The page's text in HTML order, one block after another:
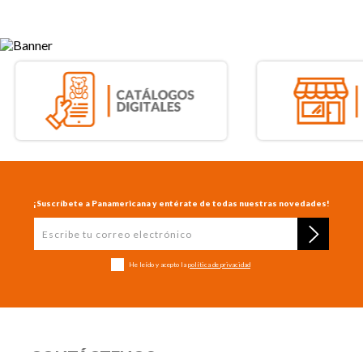
¡Suscríbete a Panamericana y entérate de todas nuestras novedades!
He leído y acepto la política de privacidad